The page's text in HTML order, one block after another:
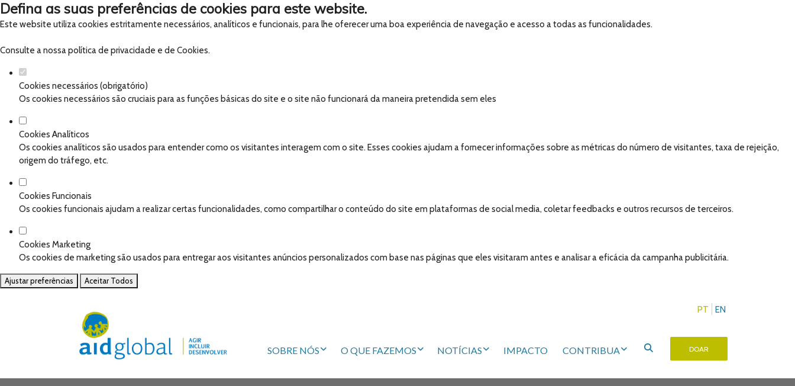
Defina as suas preferências de cookies para este website.
Este website utiliza cookies estritamente necessários, analíticos e funcionais, para lhe oferecer uma boa experiência de navegação e acesso a todas as funcionalidades.
Consulte a nossapolítica de privacidade e de Cookies.
Cookies necessários (obrigatório)
Os cookies necessários são cruciais para as funções básicas do site e o site não funcionará da maneira pretendida sem eles
Cookies Analíticos
Os cookies analíticos são usados para entender como os visitantes interagem com o site. Esses cookies ajudam a fornecer informações sobre as métricas do número de visitantes, taxa de rejeição,
origem do tráfego, etc.
Cookies Funcionais
Os cookies funcionais ajudam a realizar certas funcionalidades, como compartilhar o conteúdo do site em plataformas de social media, coletar feedbacks e outros recursos de terceiros.
Cookies Marketing
Os cookies de marketing são usados para entregar aos visitantes anúncios personalizados com base nas páginas que eles visitaram antes e analisar a eficácia da campanha publicitária.
Ajustar preferências Aceitar Todos
PT EN
DOAR
SOBRE NÓS O QUE FAZEMOS NOTÍCIAS IMPACTO CONTRIBUA